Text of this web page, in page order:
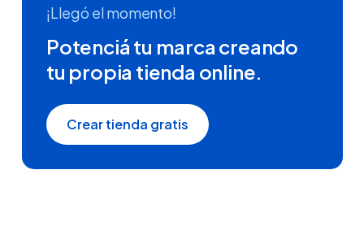
¡Llegó el momento!
Potenciá tu marca creando
tu propia tienda online.
Crear tienda gratis